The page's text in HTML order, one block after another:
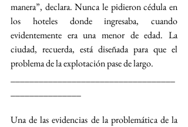
manera”, declara. Nunca le pidieron cédula en
los hoteles donde ingresaba, cuando
evidentemente era una menor de edad. La
ciudad, recuerda, está diseñada para que el
problema de la explotación pase de largo.
Una de las evidencias de la problemática de la